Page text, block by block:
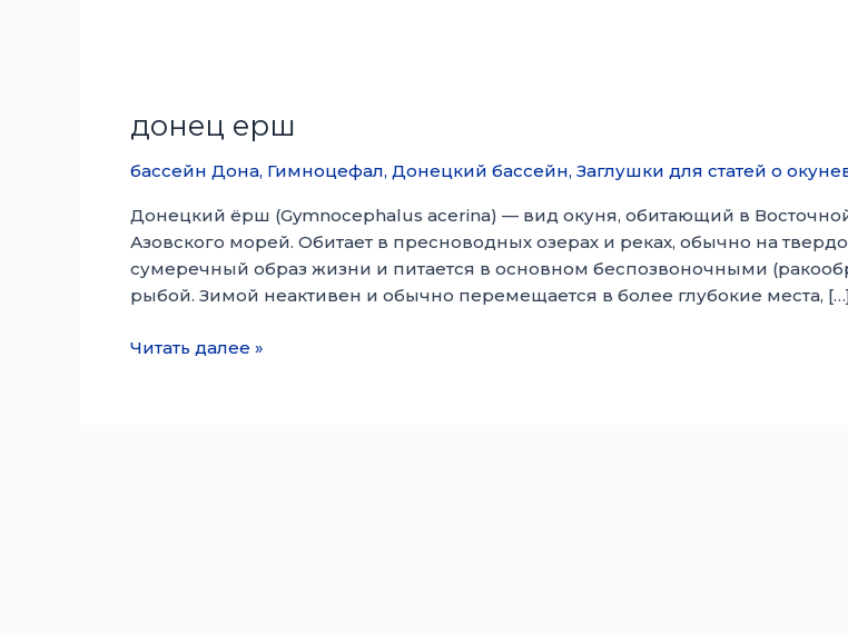
донец ерш
бассейн Дона, Гимноцефал, Донецкий бассейн, Заглушки для статей о
Донецкий ёрш (Gymnocephalus acerina) — вид окуня, обитающий в
Азовского морей. Обитает в пресноводных озерах и реках, обычно на
сумеречный образ жизни и питается в основном беспозвоночными
рыбой. Зимой неактивен и обычно перемещается в более глубокие места,
донец
Читать далее »